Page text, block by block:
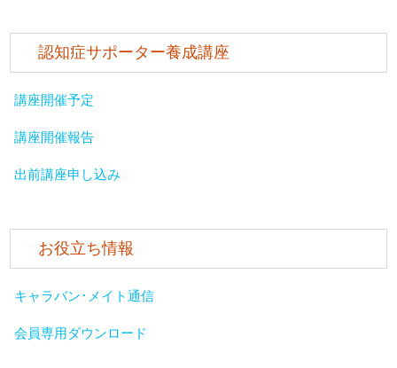
認知症サポーター養成講座
講座開催予定
講座開催報告
出前講座申し込み
お役立ち情報
キャラバン･メイト通信
会員専用ダウンロード